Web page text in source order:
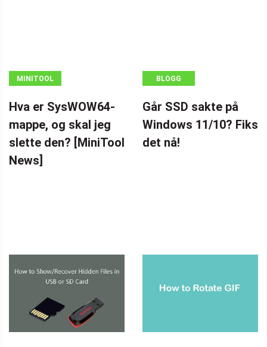
MINITOOL
Hva er SysWOW64-
mappe, og skal jeg
slette den? [MiniTool
News]
BLOGG
Går SSD sakte på
Windows 11/10? Fiks
det nå!